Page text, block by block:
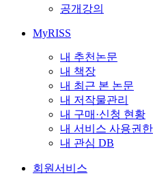
공개강의
MyRISS
내 추천논문
내 책장
내 최근 본 논문
내 저작물관리
내 구매·신청 현황
내 서비스 사용권한
내 관심 DB
회원서비스